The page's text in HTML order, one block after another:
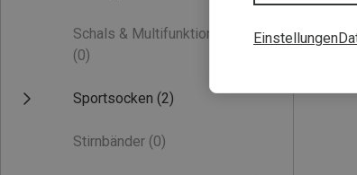
Schals & Multifunktionstücher
(0)
Sportsocken (2)
Stirnbänder (0)
Einstellungen